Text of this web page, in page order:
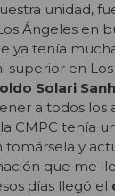
unidad,
Ángeles en
ya tenía
superior en
Solari
a todos los
CMPC tenía
tomársela y
que me
días llegó el